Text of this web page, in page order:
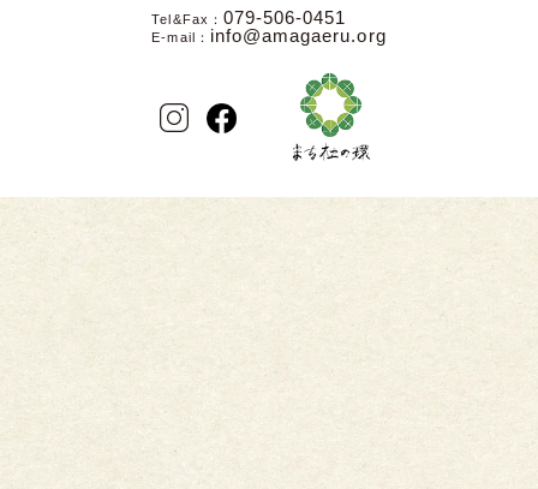
Tel&Fax 079-506-0451
E-mail info@amagaeru.org